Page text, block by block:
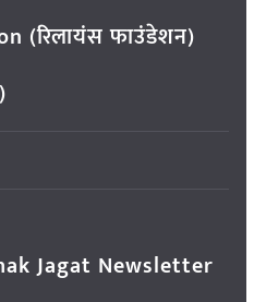
(रिलायंस फाउंडेशन)
Jagat Newsletter